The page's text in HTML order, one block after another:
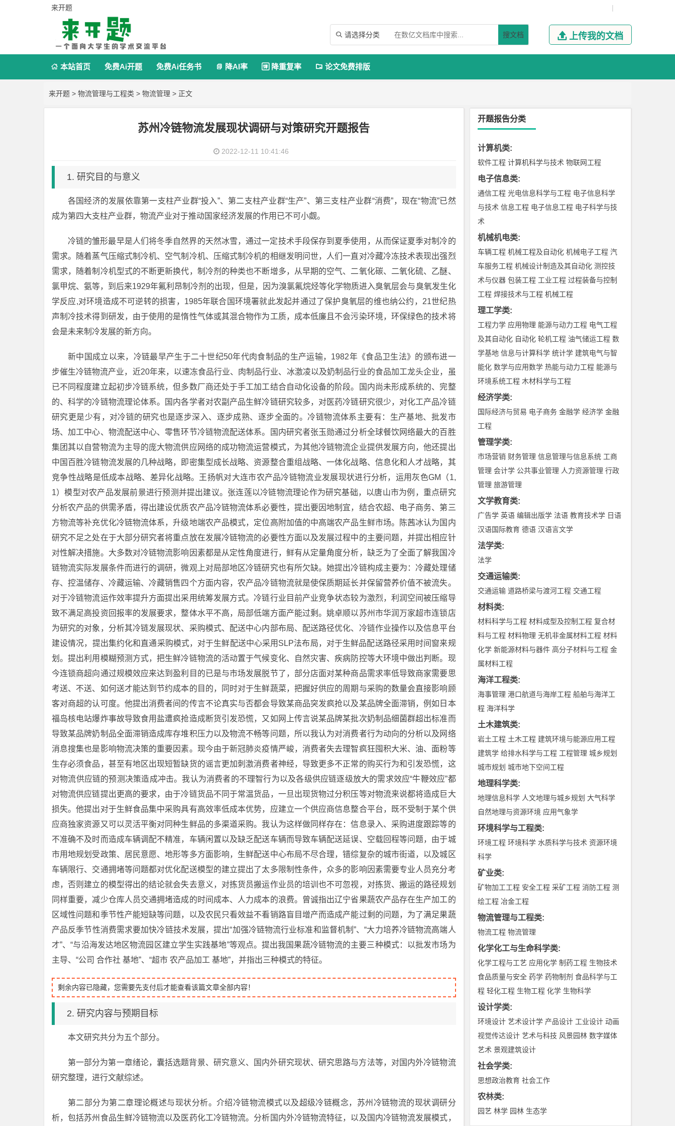
来开题 |
 请选择分类 搜文档  上传我的文档
 本站首页 免费Ai开题 免费Ai任务书  降AI率  降重复率  论文免费排版
来开题 > 物流管理与工程类 > 物流管理 > 正文
苏州冷链物流发展现状调研与对策研究开题报告
2022-12-11 10:41:46
1. 研究目的与意义
各国经济的发展依靠第一支柱产业群“投入”、第二支柱产业群“生产”、第三支柱产业群“消费”，现在“物流”已然
成为第四大支柱产业群，物流产业对于推动国家经济发展的作用已不可小觑。
冷链的雏形最早是人们将冬季自然界的天然冰雪，通过一定技术手段保存到夏季使用，从而保证夏季对制冷的
需求。随着蒸气压缩式制冷机、空气制冷机、压缩式制冷机的相继发明问世，人们一直对冷藏冷冻技术表现出强烈
需求，随着制冷机型式的不断更新换代，制冷剂的种类也不断增多，从早期的空气、二氧化碳、二氧化硫、乙醚、
氯甲烷、氨等，到后来1929年氟利昂制冷剂的出现，但是，因为溴氯氟烷烃等化学物质进入臭氧层会与臭氧发生化
学反应,对环境造成不可逆转的损害，1985年联合国环境署就此发起并通过了保护臭氧层的维也纳公约，21世纪热
声制冷技术得到研发，由于使用的是惰性气体或其混合物作为工质，成本低廉且不会污染环境，环保绿色的技术将
会是未来制冷发展的新方向。
新中国成立以来，冷链最早产生于二十世纪50年代肉食制品的生产运输，1982年《食品卫生法》的颁布进一
步催生冷链物流产业，近20年来，以速冻食品行业、肉制品行业、冰激凌以及奶制品行业的食品加工龙头企业，虽
已不同程度建立起初步冷链系统，但多数厂商还处于手工加工结合自动化设备的阶段。国内尚未形成系统的、完整
的、科学的冷链物流理论体系。国内各学者对农副产品生鲜冷链研究较多，对医药冷链研究很少，对化工产品冷链
研究更是少有，对冷链的研究也是逐步深入、逐步成熟、逐步全面的。冷链物流体系主要有：生产基地、批发市
场、加工中心、物流配送中心、零售环节冷链物流配送体系。国内研究者张玉勋通过分析全球餐饮网络最大的百胜
集团其以自营物流为主导的庞大物流供应网络的成功物流运营模式，为其他冷链物流企业提供发展方向，他还提出
中国百胜冷链物流发展的几种战略，即密集型成长战略、资源整合重组战略、一体化战略、信息化和人才战略，其
竞争性战略是低成本战略、差异化战略。王扬帆对大连市农产品冷链物流业发展现状进行分析，运用灰色GM（1,
1）模型对农产品发展前景进行预测并提出建议。张连莲以冷链物流理论作为研究基础，以唐山市为例，重点研究
分析农产品的供需矛盾，得出建设优质农产品冷链物流体系必要性，提出要因地制宜，结合农超、电子商务、第三
方物流等补充优化冷链物流体系，升级地端农产品模式，定位高附加值的中高端农产品生鲜市场。陈茜冰认为国内
研究不足之处在于大部分研究者将重点放在发展冷链物流的必要性方面以及发展过程中的主要问题，并提出相应针
对性解决措施。大多数对冷链物流影响因素都是从定性角度进行，鲜有从定量角度分析，缺乏为了全面了解我国冷
链物流实际发展条件而进行的调研，微观上对局部地区冷链研究也有所欠缺。她提出冷链构成主要为：冷藏处理储
存、控温储存、冷藏运输、冷藏销售四个方面内容，农产品冷链物流就是使保质期延长并保留营养价值不被流失。
对于冷链物流运作效率提升方面提出采用统筹发展方式。冷链行业目前产业竞争状态较为激烈，利润空间被压缩导
致不满足高投资回报率的发展要求，整体水平不高，局部低端方面产能过剩。姚卓顺以苏州市华润万家超市连锁店
为研究的对象，分析其冷链发展现状、采购模式、配送中心内部布局、配送路径优化、冷链作业操作以及信息平台
建设情况，提出集约化和直通采购模式，对于生鲜配送中心采用SLP法布局，对于生鲜品配送路径采用时间窗来规
划。提出利用模糊预测方式，把生鲜冷链物流的活动置于气候变化、自然灾害、疾病防控等大环境中做出判断。现
今连锁商超向通过规模效应来达到盈利目的已是与市场发展脱节了，部分店面对某种商品需求率低导致商家需要思
考送、不送、如何送才能达到节约成本的目的，同时对于生鲜蔬菜，把握好供应的周期与采购的数量会直接影响顾
客对商超的认可度。他提出消费者间的传言不论真实与否都会导致某商品突发疯抢以及某品牌全面滞销，例如日本
福岛核电站爆炸事故导致食用盐遭疯抢造成断货引发恐慌，又如网上传言说某品牌某批次奶制品细菌群超出标准而
导致某品牌奶制品全面滞销造成库存堆积压力以及物流不畅等问题，所以我认为对消费者行为动向的分析以及网络
消息搜集也是影响物流决策的重要因素。现今由于新冠肺炎疫情严峻，消费者失去理智疯狂囤积大米、油、面粉等
生存必须食品，甚至有地区出现短暂缺货的谣言更加刺激消费者神经，导致更多不正常的购买行为和引发恐慌，这
对物流供应链的预测决策造成冲击。我认为消费者的不理智行为以及各级供应链逐级放大的需求效应“牛鞭效应”都
对物流供应链提出更高的要求，由于冷链货品不同于常温货品，一旦出现货物过分积压等对物流来说都将造成巨大
损失。他提出对于生鲜食品集中采购具有高效率低成本优势，应建立一个供应商信息整合平台，既不受制于某个供
应商独家资源又可以灵活平衡对同种生鲜品的多渠道采购。我认为这样做同样存在：信息录入、采购进度跟踪等的
不准确不及时而造成车辆调配不精准，车辆闲置以及缺乏配送车辆而导致车辆配送延误、空载回程等问题，由于城
市用地规划受政策、居民意愿、地形等多方面影响，生鲜配送中心布局不尽合理，错综复杂的城市街道，以及城区
车辆限行、交通拥堵等问题都对优化配送模型的建立提出了太多限制性条件，众多的影响因素需要专业人员充分考
虑，否则建立的模型得出的结论就会失去意义，对拣货员搬运作业员的培训也不可忽视，对拣货、搬运的路径规划
同样重要，减少仓库人员交通拥堵造成的时间成本、人力成本的浪费。曾诚指出辽宁省果蔬农产品存在生产加工的
区域性问题和季节性产能短缺等问题，以及农民只看效益不看销路盲目增产而造成产能过剩的问题，为了满足果蔬
产品反季节性消费需求要加快冷链技术发展，提出“加强冷链物流行业标准和监督机制”、“大力培养冷链物流高端人
才”、“与沿海发达地区物流园区建立学生实践基地”等观点。提出我国果蔬冷链物流的主要三种模式：以批发市场为
主导、“公司 合作社 基地”、“超市 农产品加工 基地”，并指出三种模式的特征。
剩余内容已隐藏，您需要先支付后才能查看该篇文章全部内容！
2. 研究内容与预期目标
本文研究共分为五个部分。
第一部分为第一章绪论，囊括选题背景、研究意义、国内外研究现状、研究思路与方法等，对国内外冷链物流
研究整理，进行文献综述。
第二部分为第二章理论概述与现状分析。介绍冷链物流模式以及超级冷链概念，苏州冷链物流的现状调研分
析，包括苏州食品生鲜冷链物流以及医药化工冷链物流。分析国内外冷链物流特征，以及国内冷链物流发展模式，
开题报告分类
计算机类:
软件工程 计算机科学与技术 物联网工程
电子信息类:
通信工程 光电信息科学与工程 电子信息科学
与技术 信息工程 电子信息工程 电子科学与技
术
机械机电类:
车辆工程 机械工程及自动化 机械电子工程 汽
车服务工程 机械设计制造及其自动化 测控技
术与仪器 包装工程 工业工程 过程装备与控制
工程 焊接技术与工程 机械工程
理工学类:
工程力学 应用物理 能源与动力工程 电气工程
及其自动化 自动化 轮机工程 油气储运工程 数
学基地 信息与计算科学 统计学 建筑电气与智
能化 数学与应用数学 热能与动力工程 能源与
环境系统工程 木材科学与工程
经济学类:
国际经济与贸易 电子商务 金融学 经济学 金融
工程
管理学类:
市场营销 财务管理 信息管理与信息系统 工商
管理 会计学 公共事业管理 人力资源管理 行政
管理 旅游管理
文学教育类:
广告学 英语 编辑出版学 法语 教育技术学 日语
汉语国际教育 德语 汉语言文学
法学类:
法学
交通运输类:
交通运输 道路桥梁与渡河工程 交通工程
材料类:
材料科学与工程 材料成型及控制工程 复合材
料与工程 材料物理 无机非金属材料工程 材料
化学 新能源材料与器件 高分子材料与工程 金
属材料工程
海洋工程类:
海事管理 港口航道与海岸工程 船舶与海洋工
程 海洋科学
土木建筑类:
岩土工程 土木工程 建筑环境与能源应用工程
建筑学 给排水科学与工程 工程管理 城乡规划
城市规划 城市地下空间工程
地理科学类:
地理信息科学 人文地理与城乡规划 大气科学
自然地理与资源环境 应用气象学
环境科学与工程类:
环境工程 环境科学 水质科学与技术 资源环境
科学
矿业类:
矿物加工工程 安全工程 采矿工程 消防工程 测
绘工程 冶金工程
物流管理与工程类:
物流工程 物流管理
化学化工与生命科学类:
化学工程与工艺 应用化学 制药工程 生物技术
食品质量与安全 药学 药物制剂 食品科学与工
程 轻化工程 生物工程 化学 生物科学
设计学类:
环境设计 艺术设计学 产品设计 工业设计 动画
视觉传达设计 艺术与科技 风景园林 数字媒体
艺术 景观建筑设计
社会学类:
思想政治教育 社会工作
农林类:
园艺 林学 园林 生态学